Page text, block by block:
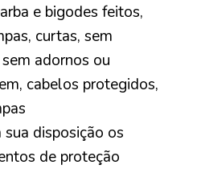
e bigodes feitos,
curtas, sem
adornos ou
cabelos protegidos,
sua disposição os
de proteção